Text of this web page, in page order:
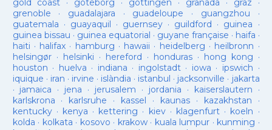
gold coast · goteborg · gottingen · granada · graz ·
grenoble · guadalajara · guadeloupe · guangzhou ·
guatemala · guayaquil · guernsey· guildford · guinea ·
guinea bissau · guinea equatorial · guyane française · haifa ·
haiti · halifax · hamburg · hawaii · heidelberg · heilbronn ·
helsingør· helsinki · hereford · honduras· hong kong ·
houston · huelva · indiana · ingolstadt· iowa · ipswich ·
iquique · iran · irvine · islàndia · istanbul · jacksonville · jakarta
· jamaica · jena · jerusalem · jordania · kaiserslautern ·
karlskrona · karlsruhe · kassel · kaunas· kazakhstan ·
kentucky· kenya · kettering · kiev· klagenfurt · koeln ·
kolda · kolkata · kosovo · krakow· kuala lumpur · kunming ·